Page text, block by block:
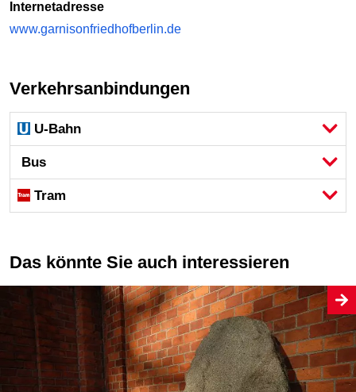
Internetadresse
www.garnisonfriedhofberlin.de
Verkehrsanbindungen
U-Bahn
Bus
Tram
Das könnte Sie auch interessieren